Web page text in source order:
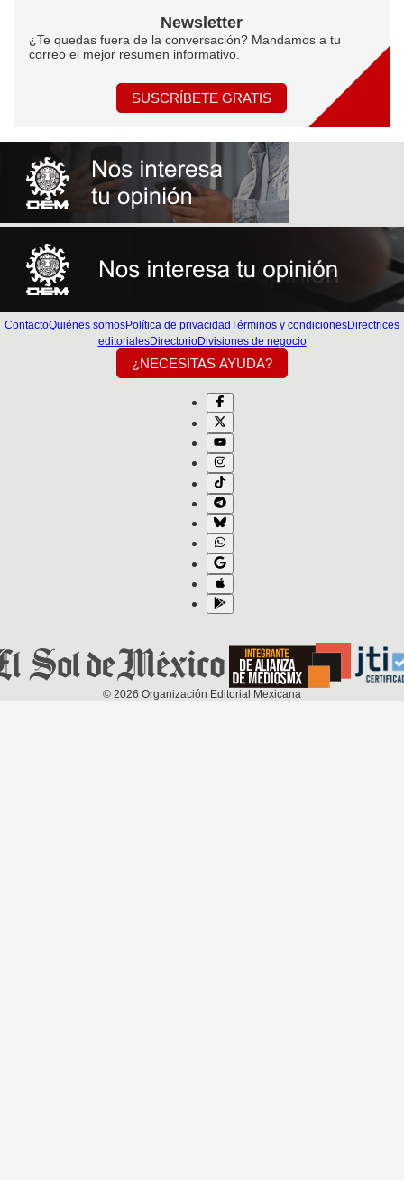
Newsletter
¿Te quedas fuera de la conversación? Mandamos a tu
correo el mejor resumen informativo.
SUSCRÍBETE GRATIS
ContactoQuiénes somosPolítica de privacidadTérminos y condicionesDirectrices
editorialesDirectorioDivisiones de negocio
¿NECESITAS AYUDA?
© 2026 Organización Editorial Mexicana